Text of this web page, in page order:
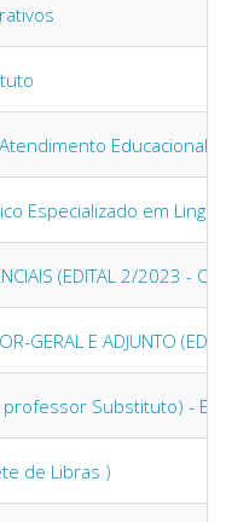
Educacional
Especializado em
(EDITAL 2/2023 -
GERAL E ADJUNTO
Substituto) -
de Libras )